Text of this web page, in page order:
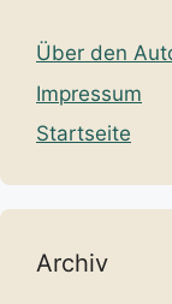
Über den
Impressum
Startseite
Archiv